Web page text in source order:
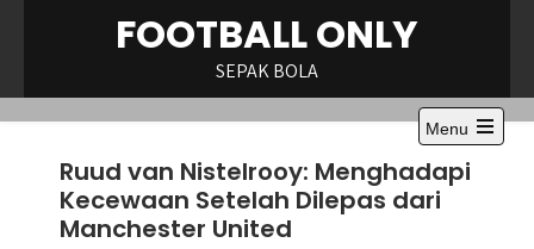
FOOTBALL ONLY
SEPAK BOLA
Menu
Open
the
main
Ruud van Nistelrooy: Menghadapi
Kecewaan Setelah Dilepas dari
Manchester United